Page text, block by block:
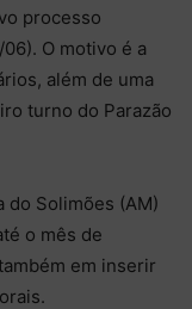
processo
O motivo é a
além de uma
turno do Parazão
do Solimões (AM)
o mês de
em inserir